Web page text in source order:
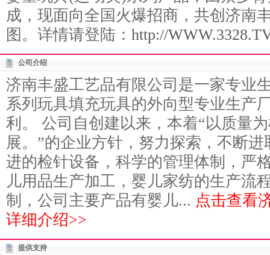
成，现面向全国火爆招商，共创济南
图。详情请登陆： http://
公司介绍
济南丰盛工艺品有限公司是一家专业
系列玩具填充玩具的外向型专业生产
利。 公司自创建以来，本着“以质量
展。”的企业方针，努力探索，不断
进的检针设备，科学的管理体制，严
儿用品生产加工，婴儿家纺的生产流
制，公司主要产品有婴儿... 点击查看
详细介绍>>
提供支持